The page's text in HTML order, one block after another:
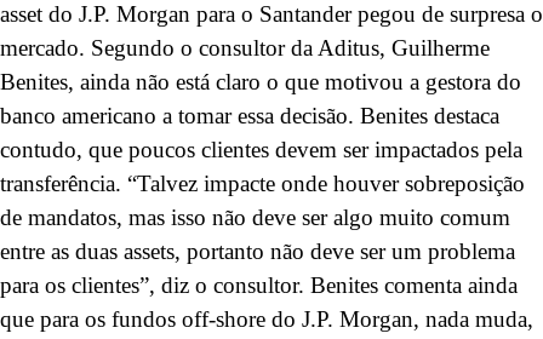
asset do J.P. Morgan para o Santander pegou de surpresa o
mercado. Segundo o consultor da Aditus, Guilherme
Benites, ainda não está claro o que motivou a gestora do
banco americano a tomar essa decisão. Benites destaca
contudo, que poucos clientes devem ser impactados pela
transferência. “Talvez impacte onde houver sobreposição
de mandatos, mas isso não deve ser algo muito comum
entre as duas assets, portanto não deve ser um problema
para os clientes”, diz o consultor. Benites comenta ainda
que para os fundos off-shore do J.P. Morgan, nada muda,